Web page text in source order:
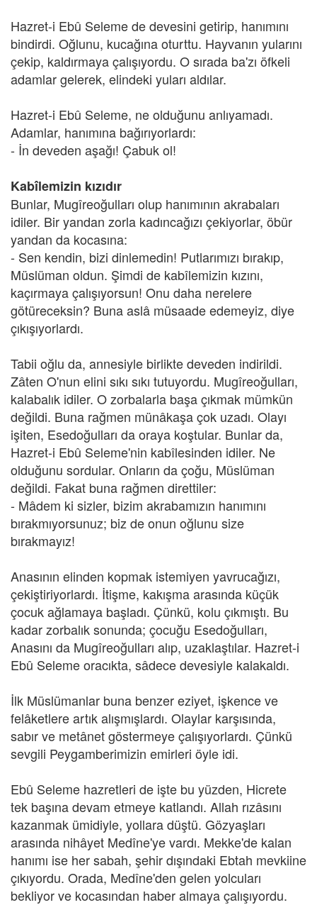
Hazret-i Ebû Seleme de devesini getirip, hanımını
bindirdi. Oğlunu, kucağına oturttu. Hayvanın yularını
çekip, kaldırmaya çalışıyordu. O sırada ba'zı öfkeli
adamlar gelerek, elindeki yuları aldılar.
Hazret-i Ebû Seleme, ne olduğunu anlıyamadı.
Adamlar, hanımına bağırıyorlardı:
- İn deveden aşağı! Çabuk ol!
Kabîlemizin kızıdır
Bunlar, Mugîreoğulları olup hanımının akrabaları
idiler. Bir yandan zorla kadıncağızı çekiyorlar, öbür
yandan da kocasına:
- Sen kendin, bizi dinlemedin! Putlarımızı bırakıp,
Müslüman oldun. Şimdi de kabîlemizin kızını,
kaçırmaya çalışıyorsun! Onu daha nerelere
götüreceksin? Buna aslâ müsaade edemeyiz, diye
çıkışıyorlardı.
Tabii oğlu da, annesiyle birlikte deveden indirildi.
Zâten O'nun elini sıkı sıkı tutuyordu. Mugîreoğulları,
kalabalık idiler. O zorbalarla başa çıkmak mümkün
değildi. Buna rağmen münâkaşa çok uzadı. Olayı
işiten, Esedoğulları da oraya koştular. Bunlar da,
Hazret-i Ebû Seleme'nin kabîlesinden idiler. Ne
olduğunu sordular. Onların da çoğu, Müslüman
değildi. Fakat buna rağmen direttiler:
- Mâdem ki sizler, bizim akrabamızın hanımını
bırakmıyorsunuz; biz de onun oğlunu size
bırakmayız!
Anasının elinden kopmak istemiyen yavrucağızı,
çekiştiriyorlardı. İtişme, kakışma arasında küçük
çocuk ağlamaya başladı. Çünkü, kolu çıkmıştı. Bu
kadar zorbalık sonunda; çocuğu Esedoğulları,
Anasını da Mugîreoğulları alıp, uzaklaştılar. Hazret-i
Ebû Seleme oracıkta, sâdece devesiyle kalakaldı.
İlk Müslümanlar buna benzer eziyet, işkence ve
felâketlere artık alışmışlardı. Olaylar karşısında,
sabır ve metânet göstermeye çalışıyorlardı. Çünkü
sevgili Peygamberimizin emirleri öyle idi.
Ebû Seleme hazretleri de işte bu yüzden, Hicrete
tek başına devam etmeye katlandı. Allah rızâsını
kazanmak ümidiyle, yollara düştü. Gözyaşları
arasında nihâyet Medîne'ye vardı. Mekke'de kalan
hanımı ise her sabah, şehir dışındaki Ebtah mevkiine
çıkıyordu. Orada, Medîne'den gelen yolcuları
bekliyor ve kocasından haber almaya çalışıyordu.